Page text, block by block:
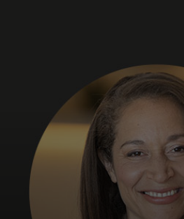
สำหรับธุรกิจ
เพื่อโลก
สำหรับผู้สร้างนวัตกรรม
ข่าวสารและแนวโน้ม